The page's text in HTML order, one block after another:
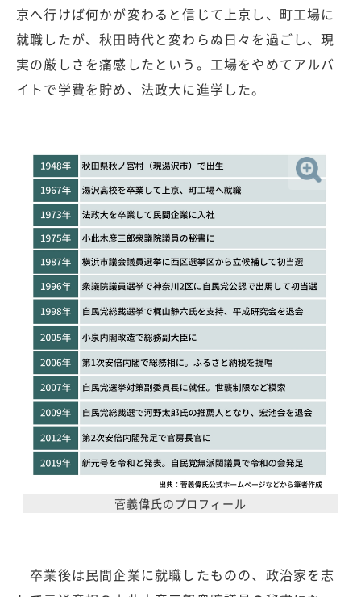
京へ行けば何かが変わると信じて上京し、町工場に
就職したが、秋田時代と変わらぬ日々を過ごし、現
実の厳しさを痛感したという。工場をやめてアルバ
イトで学費を貯め、法政大に進学した。
菅義偉氏のプロフィール
卒業後は民間企業に就職したものの、政治家を志